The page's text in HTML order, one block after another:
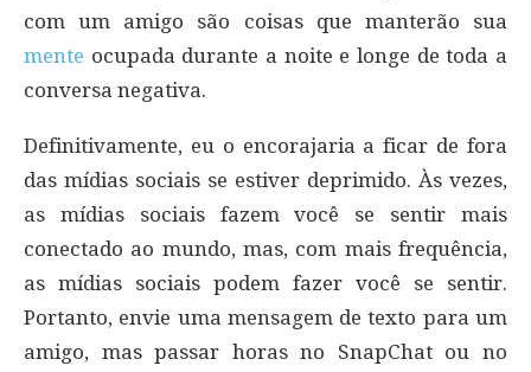
com um amigo são coisas que manterão sua
mente ocupada durante a noite e longe de toda a
conversa negativa.
Definitivamente, eu o encorajaria a ficar de fora
das mídias sociais se estiver deprimido. Às vezes,
as mídias sociais fazem você se sentir mais
conectado ao mundo, mas, com mais frequência,
as mídias sociais podem fazer você se sentir.
Portanto, envie uma mensagem de texto para um
amigo, mas passar horas no SnapChat ou no